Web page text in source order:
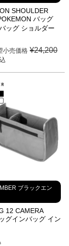
SHOULDER
バッグ
ッグ ショルダー
小売価格 ¥24,200
ブラックエン
12 CAMERA
グインバッグ イン